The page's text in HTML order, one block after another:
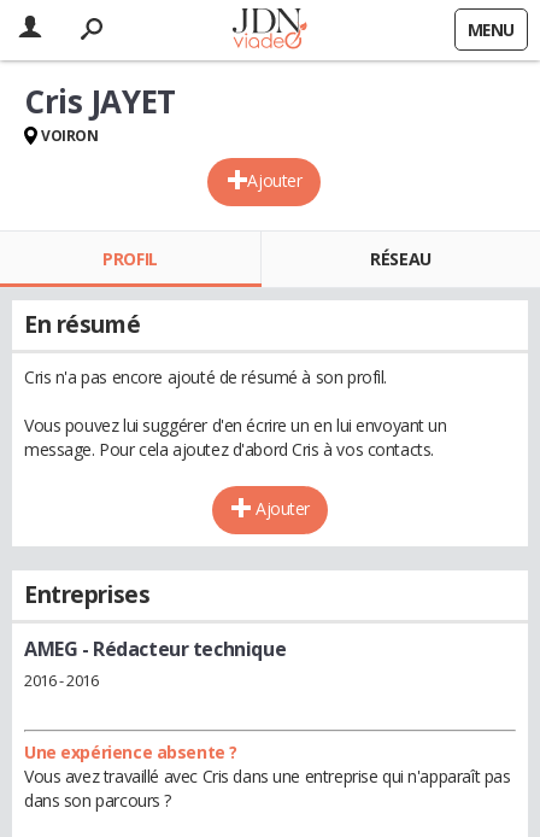
MENU
Ajouter
Cris JAYET
VOIRON
PROFIL RÉSEAU
En résumé
Cris n'a pas encore ajouté de résumé à son profil.
Vous pouvez lui suggérer d'en écrire un en lui envoyant un
message. Pour cela ajoutez d'abord Cris à vos contacts.
Ajouter
Entreprises
AMEG - Rédacteur technique
2016 - 2016
Une expérience absente ?
Vous avez travaillé avec Cris dans une entreprise qui n'apparaît pas
dans son parcours ?